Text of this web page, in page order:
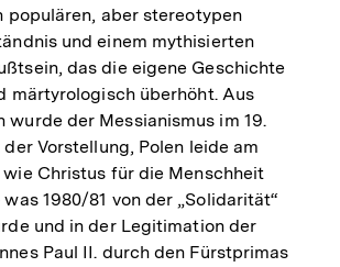
aber stereotypen
und einem mythisierten
das die eigene Geschichte
märtyrologisch überhöht. Aus
wurde der Messianismus im 19.
Vorstellung, Polen leide am
wie Christus für die Menschheit
1980/81 von der „Solidarität“
und in der Legitimation der
Paul II. durch den Fürstprimas